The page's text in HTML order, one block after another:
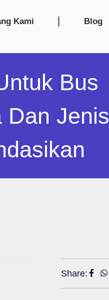
Kami Blog
Bus
Dan Jenis
Share: